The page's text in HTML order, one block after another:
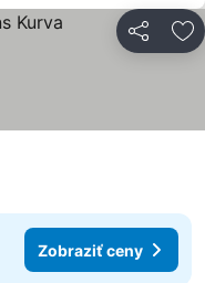
Zdieľať
Zobraziť ceny